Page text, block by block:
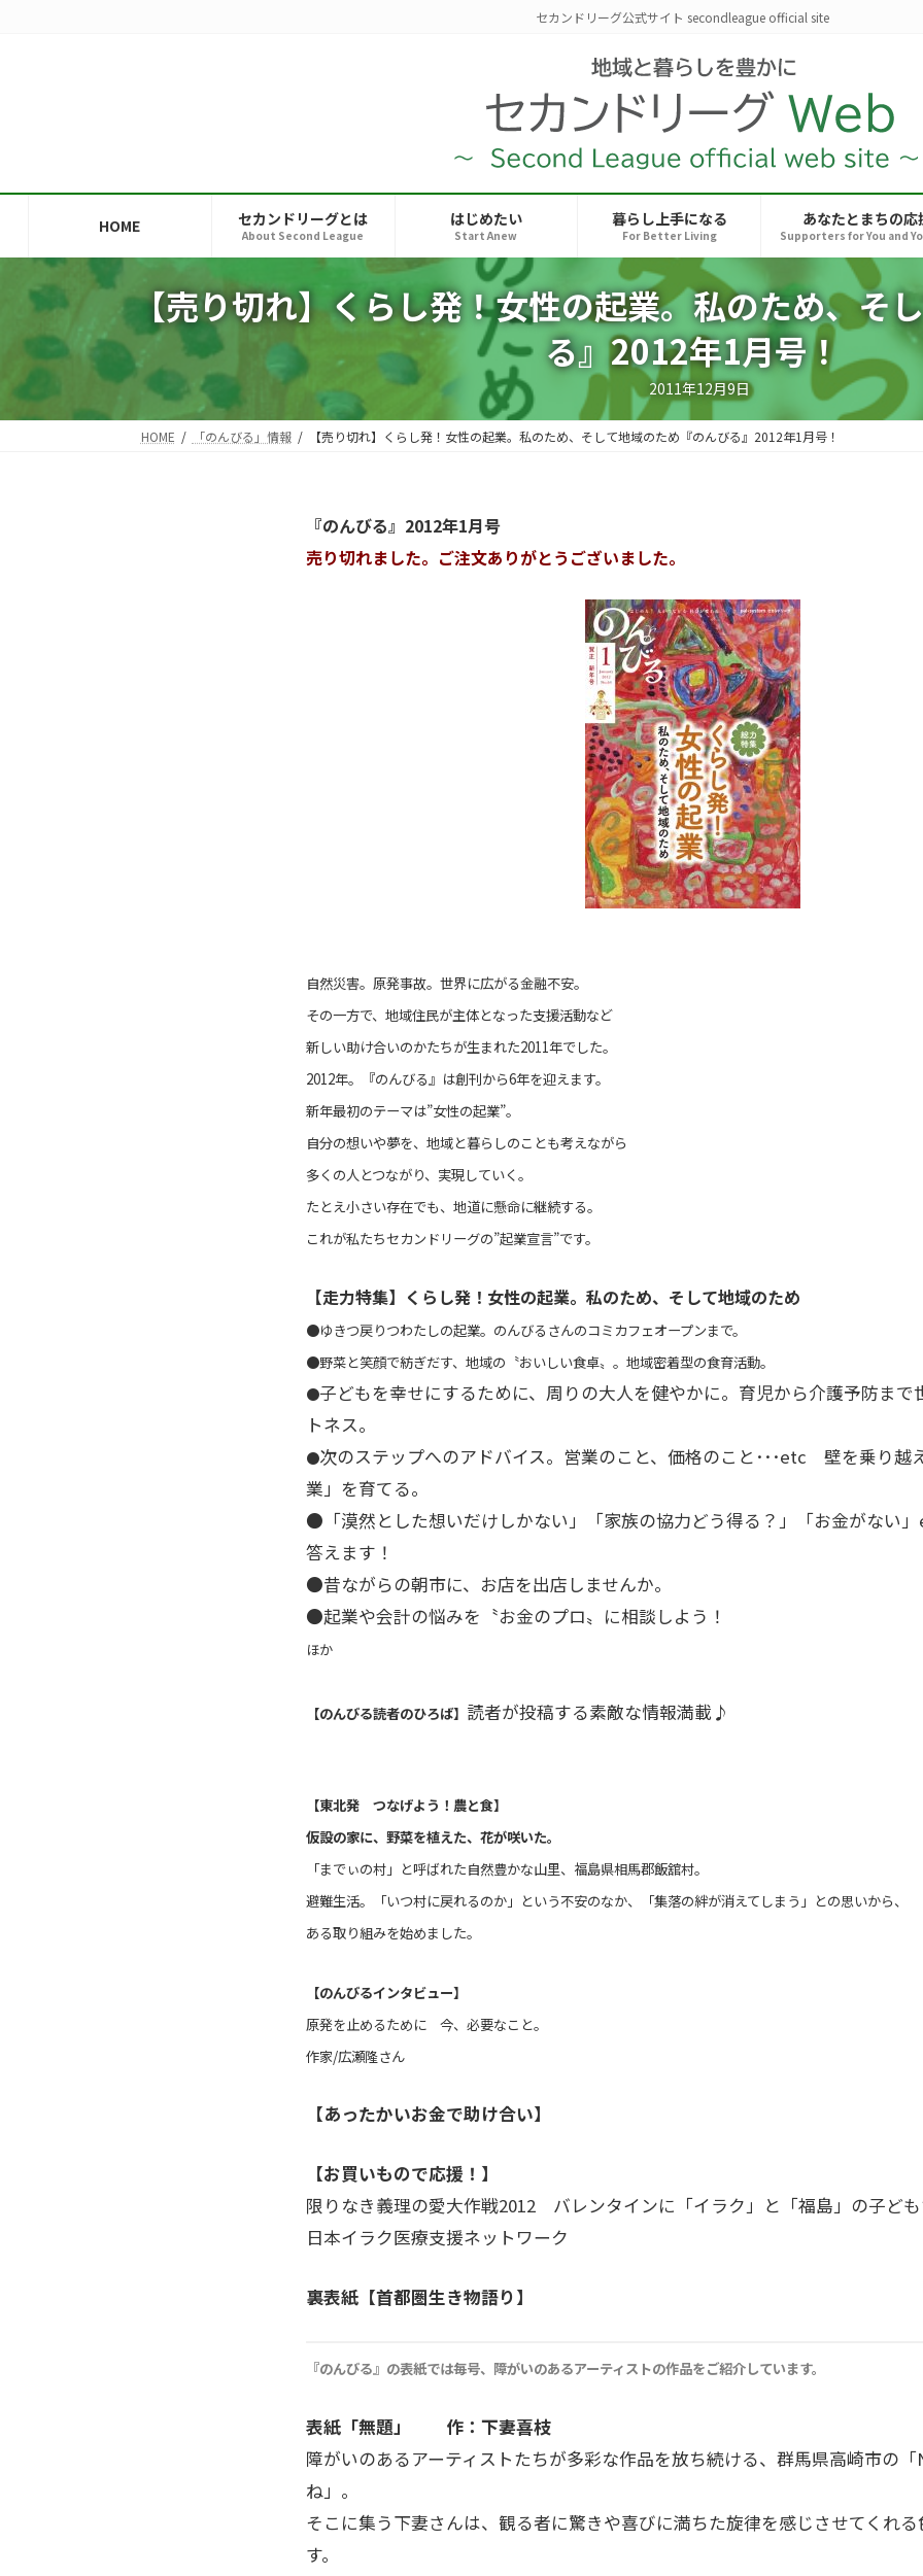
セカンドリーグ公式サイト secondleague official site
HOME セカンドリーグとは
About Second League
はじめたい
Start Anew
暮らし上手になる
For Better Living
あなたとまちの応
Supporters for You and
【売り切れ】くらし発！女性の起業。私のため、そ
る』2012年1月号！
2011年12月9日
HOME 「のんびる」情報 【売り切れ】くらし発！女性の起業。私のため、そして地域のため『のんびる』2012年1月号！
『のんびる』 2012年1月号
売り切れました。ご注文ありがとうございました。
自然災害。原発事故。世界に広がる金融不安。
その一方で、地域住民が主体となった支援活動など
新しい助け合いのかたちが生まれた2011年でした。
2012年。『のんびる』は創刊から6年を迎えます。
新年最初のテーマは”女性の起業”。
自分の想いや夢を、地域と暮らしのことも考えながら
多くの人とつながり、実現していく。
たとえ小さい存在でも、地道に懸命に継続する。
これが私たちセカンドリーグの”起業宣言”です。
【走力特集】 くらし発！女性の起業。私のため、そして地域のため
●ゆきつ戻りつわたしの起業。のんびるさんのコミカフェオープンまで。
●野菜と笑顔で紡ぎだす、地域の〝おいしい食卓〟。地域密着型の食育活動。
●子どもを幸せにするために、周りの大人を健やかに。育児から介護予防まで
トネス。
●次のステップへのアドバイス。営業のこと、価格のこと･･･etc 壁を乗り越
業」を育てる。
●「漠然とした想いだけしかない」「家族の協力どう得る？」「お金がない
答えます！
●昔ながらの朝市に、お店を出店しませんか。
●起業や会計の悩みを〝お金のプロ〟に相談しよう！
ほか
【のんびる読者のひろば】 読者が投稿する素敵な情報満載♪
【東北発 つなげよう！農と食】
仮設の家に、野菜を植えた、花が咲いた。
「までぃの村」と呼ばれた自然豊かな山里、福島県相馬郡飯舘村。
避難生活。「いつ村に戻れるのか」という不安のなか、「集落の絆が消えてしまう」との思いから、
ある取り組みを始めました。
【のんびるインタビュー】
原発を止めるために 今、必要なこと。
作家/広瀬隆さん
【あったかいお金で助け合い】
【お買いもので応援！】
限りなき義理の愛大作戦2012 バレンタインに「イラク」と「福島」の子ども
日本イラク医療支援ネットワーク
裏表紙【首都圏生き物語り】
『のんびる』の表紙では毎号、障がいのあるアーティストの作品をご紹介しています。
表紙「無題」 作：下妻喜枝
障がいのあるアーティストたちが多彩な作品を放ち続ける、群馬県高崎市の
ね」。
そこに集う下妻さんは、観る者に驚きや喜びに満ちた旋律を感じさせてくれ
す。